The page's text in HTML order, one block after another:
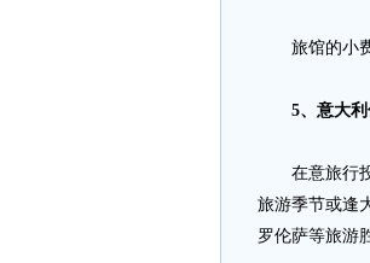
旅馆的小费
5、意大
在意旅行投
旅游季节或逢
罗伦萨等旅游